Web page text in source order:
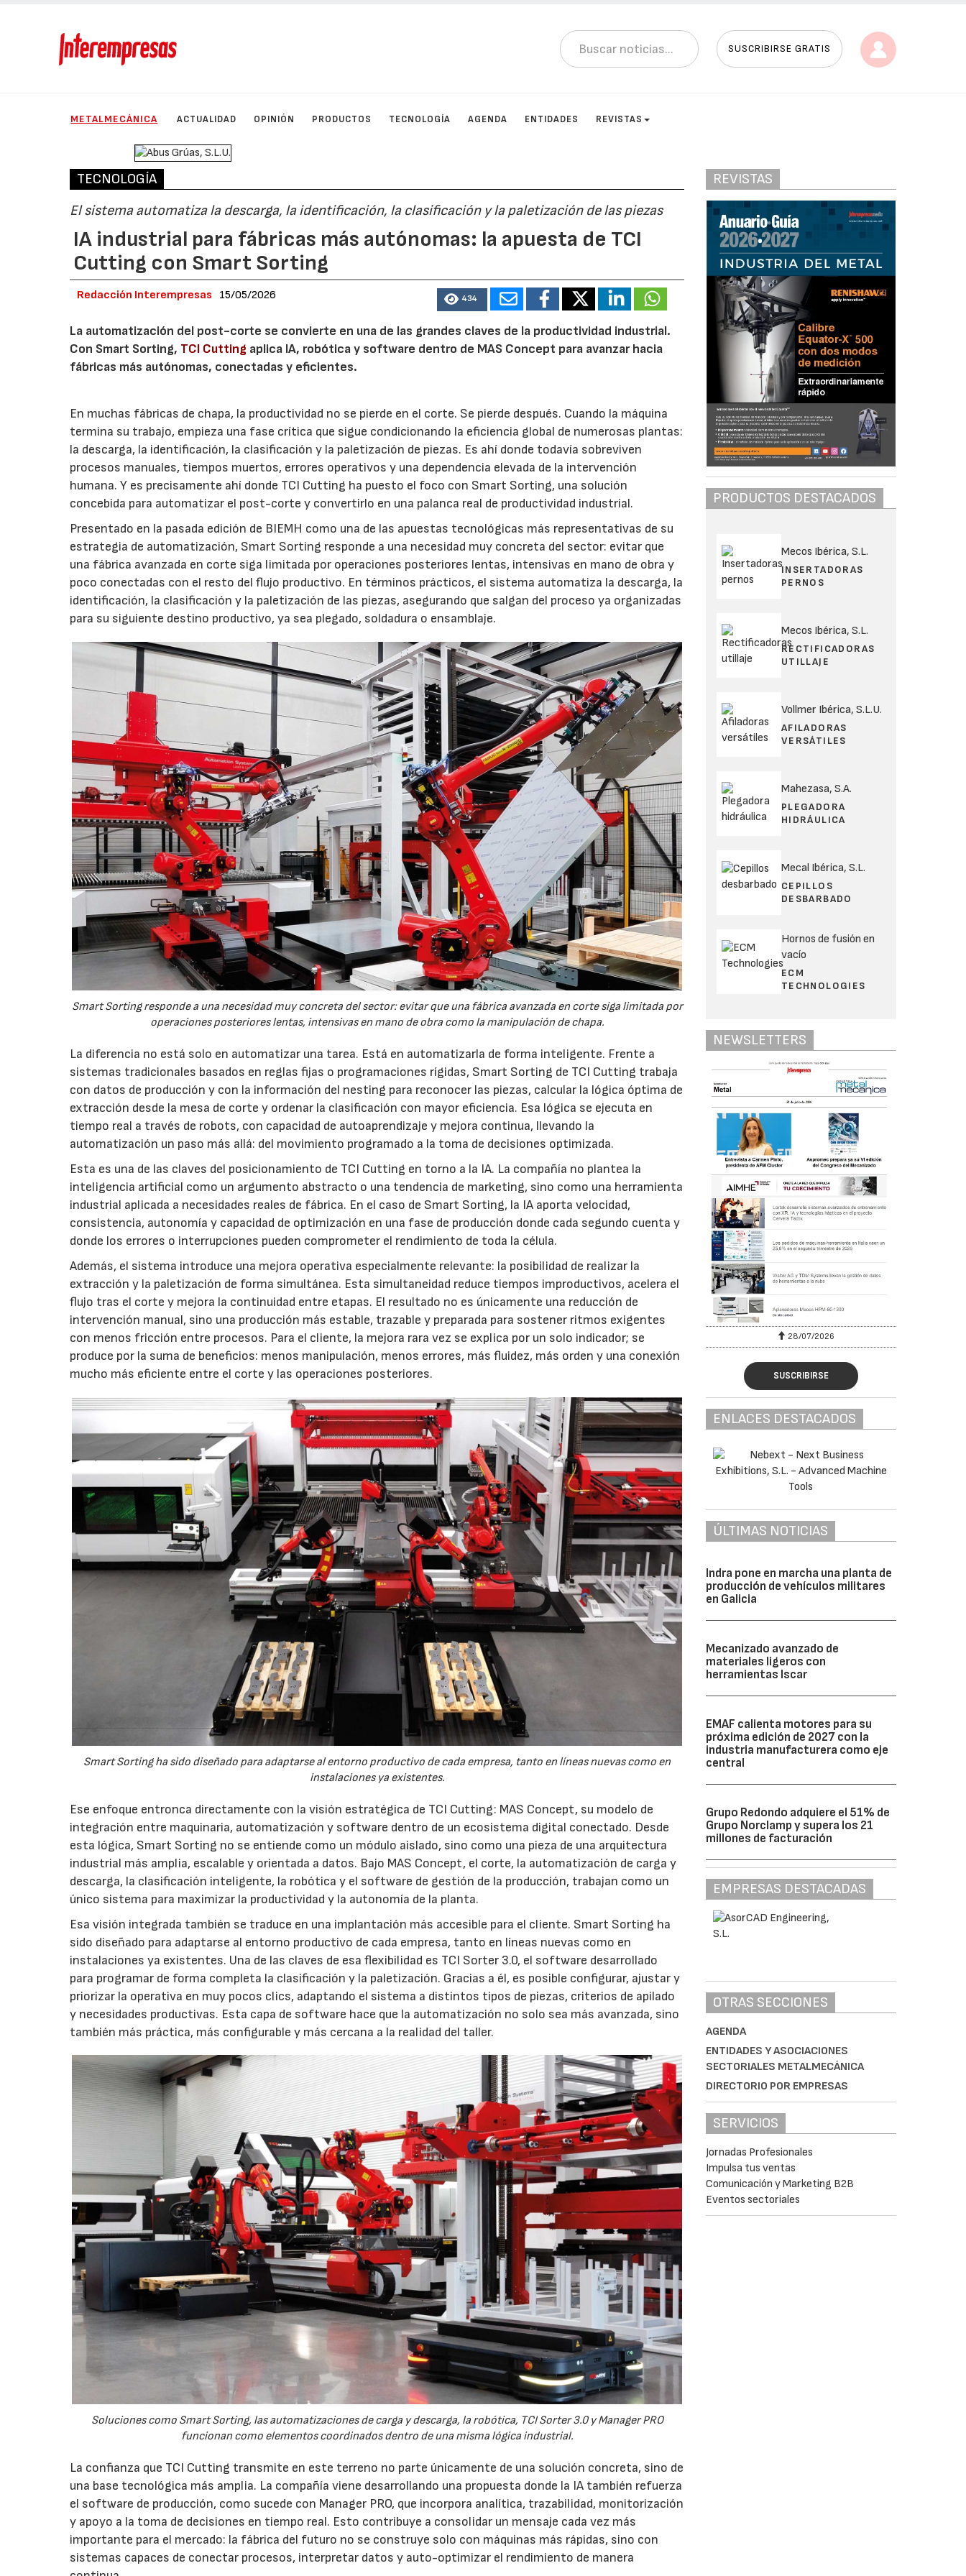
SUSCRIBIRSE GRATIS
METALMECÁNICA ACTUALIDAD OPINIÓN PRODUCTOS TECNOLOGÍA AGENDA ENTIDADES REVISTAS
TECNOLOGÍA
El sistema automatiza la descarga, la identificación, la clasificación y la paletización de las piezas
IA industrial para fábricas más autónomas: la apuesta de TCI
Cutting con Smart Sorting
Redacción Interempresas 15/05/2026 434
La automatización del post-corte se convierte en una de las grandes claves de la productividad industrial.
Con Smart Sorting, TCI Cutting aplica IA, robótica y software dentro de MAS Concept para avanzar hacia
fábricas más autónomas, conectadas y eficientes.
En muchas fábricas de chapa, la productividad no se pierde en el corte. Se pierde después. Cuando la máquina
termina su trabajo, empieza una fase crítica que sigue condicionando la eficiencia global de numerosas plantas:
la descarga, la identificación, la clasificación y la paletización de piezas. Es ahí donde todavía sobreviven
procesos manuales, tiempos muertos, errores operativos y una dependencia elevada de la intervención
humana. Y es precisamente ahí donde TCI Cutting ha puesto el foco con Smart Sorting, una solución
concebida para automatizar el post-corte y convertirlo en una palanca real de productividad industrial.
Presentado en la pasada edición de BIEMH como una de las apuestas tecnológicas más representativas de su
estrategia de automatización, Smart Sorting responde a una necesidad muy concreta del sector: evitar que
una fábrica avanzada en corte siga limitada por operaciones posteriores lentas, intensivas en mano de obra y
poco conectadas con el resto del flujo productivo. En términos prácticos, el sistema automatiza la descarga, la
identificación, la clasificación y la paletización de las piezas, asegurando que salgan del proceso ya organizadas
para su siguiente destino productivo, ya sea plegado, soldadura o ensamblaje.
Smart Sorting responde a una necesidad muy concreta del sector: evitar que una fábrica avanzada en corte siga limitada por
operaciones posteriores lentas, intensivas en mano de obra como la manipulación de chapa.
La diferencia no está solo en automatizar una tarea. Está en automatizarla de forma inteligente. Frente a
sistemas tradicionales basados en reglas fijas o programaciones rígidas, Smart Sorting de TCI Cutting trabaja
con datos de producción y con la información del nesting para reconocer las piezas, calcular la lógica óptima de
extracción desde la mesa de corte y ordenar la clasificación con mayor eficiencia. Esa lógica se ejecuta en
tiempo real a través de robots, con capacidad de autoaprendizaje y mejora continua, llevando la
automatización un paso más allá: del movimiento programado a la toma de decisiones optimizada.
Esta es una de las claves del posicionamiento de TCI Cutting en torno a la IA. La compañía no plantea la
inteligencia artificial como un argumento abstracto o una tendencia de marketing, sino como una herramienta
industrial aplicada a necesidades reales de fábrica. En el caso de Smart Sorting, la IA aporta velocidad,
consistencia, autonomía y capacidad de optimización en una fase de producción donde cada segundo cuenta y
donde los errores o interrupciones pueden comprometer el rendimiento de toda la célula.
Además, el sistema introduce una mejora operativa especialmente relevante: la posibilidad de realizar la
extracción y la paletización de forma simultánea. Esta simultaneidad reduce tiempos improductivos, acelera el
flujo tras el corte y mejora la continuidad entre etapas. El resultado no es únicamente una reducción de
intervención manual, sino una producción más estable, trazable y preparada para sostener ritmos exigentes
con menos fricción entre procesos. Para el cliente, la mejora rara vez se explica por un solo indicador; se
produce por la suma de beneficios: menos manipulación, menos errores, más fluidez, más orden y una conexión
mucho más eficiente entre el corte y las operaciones posteriores.
Smart Sorting ha sido diseñado para adaptarse al entorno productivo de cada empresa, tanto en líneas nuevas como en
instalaciones ya existentes.
Ese enfoque entronca directamente con la visión estratégica de TCI Cutting: MAS Concept, su modelo de
integración entre maquinaria, automatización y software dentro de un ecosistema digital conectado. Desde
esta lógica, Smart Sorting no se entiende como un módulo aislado, sino como una pieza de una arquitectura
industrial más amplia, escalable y orientada a datos. Bajo MAS Concept, el corte, la automatización de carga y
descarga, la clasificación inteligente, la robótica y el software de gestión de la producción, trabajan como un
único sistema para maximizar la productividad y la autonomía de la planta.
Esa visión integrada también se traduce en una implantación más accesible para el cliente. Smart Sorting ha
sido diseñado para adaptarse al entorno productivo de cada empresa, tanto en líneas nuevas como en
instalaciones ya existentes. Una de las claves de esa flexibilidad es TCI Sorter 3.0, el software desarrollado
para programar de forma completa la clasificación y la paletización. Gracias a él, es posible configurar, ajustar y
priorizar la operativa en muy pocos clics, adaptando el sistema a distintos tipos de piezas, criterios de apilado
y necesidades productivas. Esta capa de software hace que la automatización no solo sea más avanzada, sino
también más práctica, más configurable y más cercana a la realidad del taller.
Soluciones como Smart Sorting, las automatizaciones de carga y descarga, la robótica, TCI Sorter 3.0 y Manager PRO
funcionan como elementos coordinados dentro de una misma lógica industrial.
La confianza que TCI Cutting transmite en este terreno no parte únicamente de una solución concreta, sino de
una base tecnológica más amplia. La compañía viene desarrollando una propuesta donde la IA también refuerza
el software de producción, como sucede con Manager PRO, que incorpora analítica, trazabilidad, monitorización
y apoyo a la toma de decisiones en tiempo real. Esto contribuye a consolidar un mensaje cada vez más
importante para el mercado: la fábrica del futuro no se construye solo con máquinas más rápidas, sino con
sistemas capaces de conectar procesos, interpretar datos y auto-optimizar el rendimiento de manera
REVISTAS
PRODUCTOS DESTACADOS
Mecos Ibérica, S.L.
INSERTADORAS
PERNOS
Mecos Ibérica, S.L.
RECTIFICADORAS
UTILLAJE
Vollmer Ibérica, S.L.U.
AFILADORAS
VERSÁTILES
Mahezasa, S.A.
PLEGADORA
HIDRÁULICA
Mecal Ibérica, S.L.
CEPILLOS
DESBARBADO
Hornos de fusión en
vacío
ECM
TECHNOLOGIES
NEWSLETTERS
28/07/2026 30/07/2026 28/07/2026
SUSCRIBIRSE
ENLACES DESTACADOS
ÚLTIMAS NOTICIAS
Indra pone en marcha una planta de
producción de vehículos militares
en Galicia
Mecanizado avanzado de
materiales ligeros con
herramientas Iscar
EMAF calienta motores para su
próxima edición de 2027 con la
industria manufacturera como eje
central
Grupo Redondo adquiere el 51% de
Grupo Norclamp y supera los 21
millones de facturación
EMPRESAS DESTACADAS
OTRAS SECCIONES
AGENDA
ENTIDADES Y ASOCIACIONES
SECTORIALES METALMECÁNICA
DIRECTORIO POR EMPRESAS
SERVICIOS
Jornadas Profesionales
Impulsa tus ventas
Comunicación y Marketing B2B
Eventos sectoriales